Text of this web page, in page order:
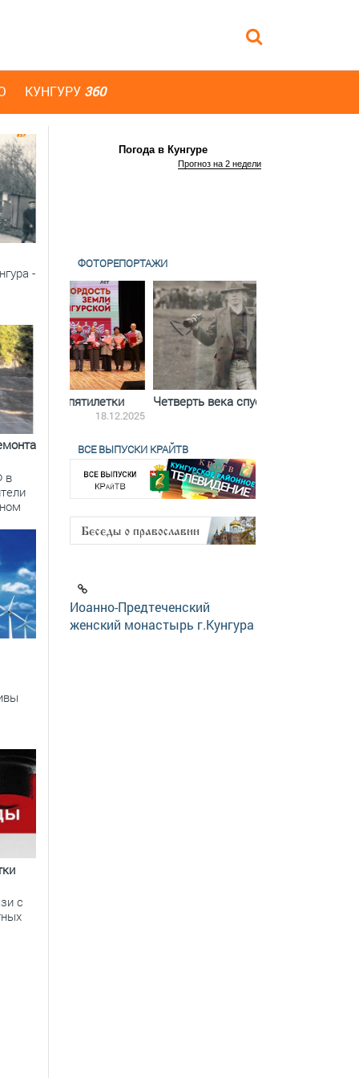
КУНГУРУ 360
-
в
с
Погода в Кунгуре
Прогноз на 2 недели
ФОТОРЕПОРТАЖИ
18.12.2025
Четверть века спустя
ВСЕ ВЫПУСКИ КРАЙТВ
Иоанно-Предтеченский
женский монастырь г.Кунгура